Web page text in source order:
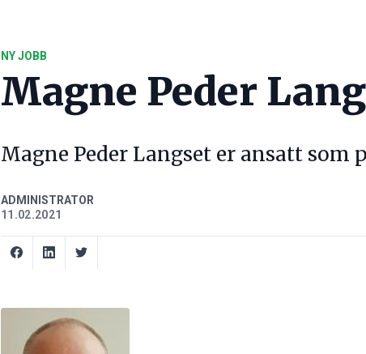
NY JOBB
Magne Peder
Magne Peder Langset er ansatt som
ADMINISTRATOR
11.02.2021